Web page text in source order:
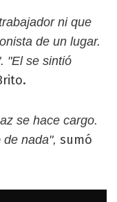
ni que
de un lugar.
"El se sintió
se hace cargo.
nada", sumó